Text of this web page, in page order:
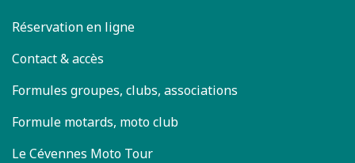
Réservation en ligne
Contact & accès
Formules groupes, clubs, associations
Formule motards, moto club
Le Cévennes Moto Tour